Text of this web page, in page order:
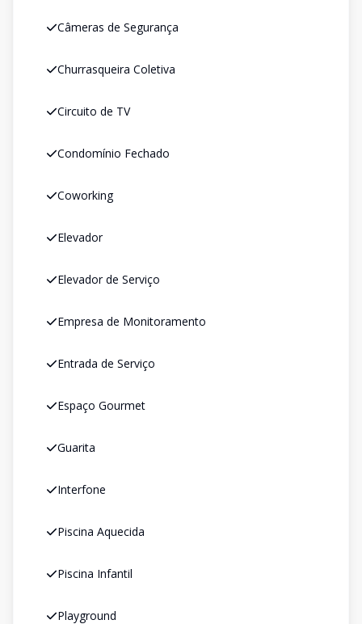
Câmeras de Segurança
Churrasqueira Coletiva
Circuito de TV
Condomínio Fechado
Coworking
Elevador
Elevador de Serviço
Empresa de Monitoramento
Entrada de Serviço
Espaço Gourmet
Guarita
Interfone
Piscina Aquecida
Piscina Infantil
Playground